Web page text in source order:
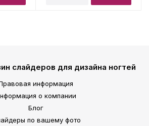
слайдеров для дизайна ногтей
информация
о компании
Блог
по вашему фото